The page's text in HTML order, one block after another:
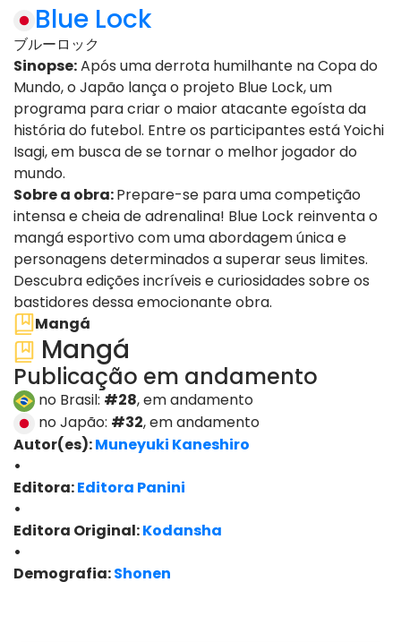
Blue Lock
ブルーロック
Sinopse:Após uma derrota humilhante na Copa do
Mundo, o Japão lança o projeto Blue Lock, um
programa para criar o maior atacante egoísta da
história do futebol. Entre os participantes está Yoichi
Isagi, em busca de se tornar o melhor jogador do
mundo.
Sobre a obra:Prepare-se para uma competição
intensa e cheia de adrenalina! Blue Lock reinventa o
mangá esportivo com uma abordagem única e
personagens determinados a superar seus limites.
Descubra edições incríveis e curiosidades sobre os
bastidores dessa emocionante obra.
Mangá
Mangá
Publicação em andamento
no Brasil: #28, em andamento
no Japão: #32, em andamento
Autor(es):Muneyuki Kaneshiro
•
Editora:Editora Panini
•
Editora Original:Kodansha
•
Demografia:Shonen